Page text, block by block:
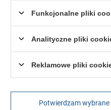
Funkcjonalne pliki
Analityczne pliki
Reklamowe pliki
Potwierdzam wybrane